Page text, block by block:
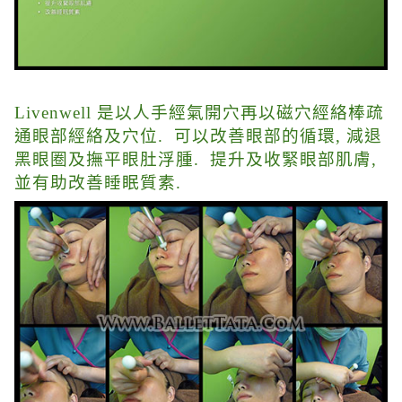
Livenwell 是以人手經氣開穴再以磁穴經絡棒疏
通眼部經絡及穴位. 可以改善眼部的循環, 減退
黑眼圈及撫平眼肚浮腫. 提升及收緊眼部肌膚,
並有助改善睡眠質素.